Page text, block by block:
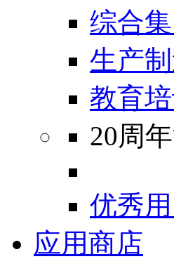
综合
生产
教育培
20周
优秀
应用商店